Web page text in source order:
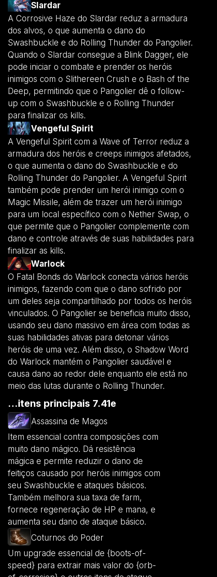
Slardar
A Corrosive Haze do Slardar reduz a armadura
dos alvos, o que aumenta o dano do
Swashbuckle e do Rolling Thunder do Pangolier.
Quando o Slardar consegue a Blink Dagger, ele
pode iniciar o combate e prender os heróis
inimigos com o Slithereen Crush e o Bash of the
Deep, permitindo que o Pangolier dê o follow-
up com o Swashbuckle e o Rolling Thunder
para finalizar os kills.
Vengeful Spirit
A Vengeful Spirit com a Wave of Terror reduz a
armadura dos heróis e creeps inimigos afetados,
o que aumenta o dano do Swashbuckle e do
Rolling Thunder do Pangolier. A Vengeful Spirit
também pode prender um herói inimigo com o
Magic Missile, além de trazer um herói inimigo
para um local específico com o Nether Swap, o
que permite que o Pangolier complemente com
dano e controle através de suas habilidades para
finalizar as kills.
Warlock
O Fatal Bonds do Warlock conecta vários heróis
inimigos, fazendo com que o dano sofrido por
um deles seja compartilhado por todos os heróis
vinculados. O Pangolier se beneficia muito disso,
usando seu dano massivo em área com todas as
suas habilidades ativas para detonar vários
heróis de uma vez. Além disso, o Shadow Word
do Warlock mantém o Pangolier saudável e
causa dano ao redor dele enquanto ele está no
meio das lutas durante o Rolling Thunder.
...itens principais 7.41e
Assassina de Magos
Item essencial contra composições com
muito dano mágico. Dá resistência
mágica e permite reduzir o dano de
feitiços causado por heróis inimigos com
seu Swashbuckle e ataques básicos.
Também melhora sua taxa de farm,
fornece regeneração de HP e mana, e
aumenta seu dano de ataque básico.
Coturnos do Poder
Um upgrade essencial de {boots-of-
speed} para extrair mais valor do {orb-